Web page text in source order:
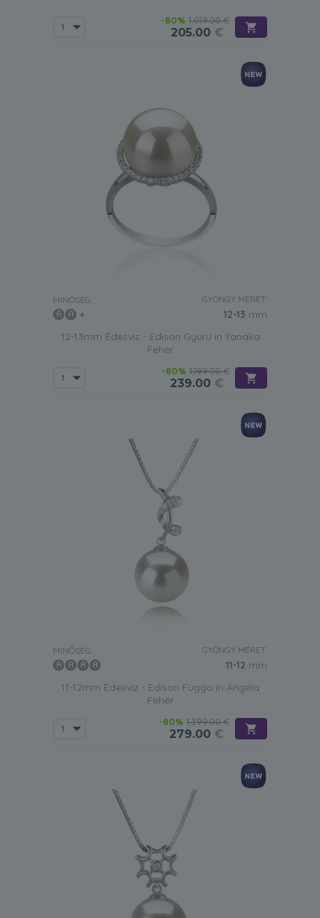
-80% 1,019.00 €
205.00 €
MINŐSÉG: GYÖNGY MÉRET:
12-13 mm
12-13mm Édesvíz - Edison Gyuru in Yanaka
Fehér
-80% 1,199.00 €
239.00 €
MINŐSÉG: GYÖNGY MÉRET:
11-12 mm
11-12mm Édesvíz - Edison Függo in Ángéla
Fehér
-80% 1,399.00 €
279.00 €